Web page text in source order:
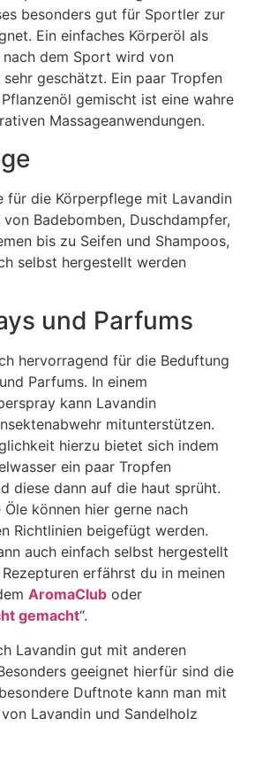
besonders gut für Sportler zur
Ein einfaches Körperöl als
dem Sport wird von
geschätzt. Ein paar Tropfen
gemischt ist eine wahre
Massageanwendungen.
für die Körperpflege mit Lavandin
Badebomben, Duschdampfer,
bis zu Seifen und Shampoos,
selbst hergestellt werden
und Parfums
hervorragend für die Beduftung
Parfums. In einem
kann Lavandin
mitunterstützen.
hierzu bietet sich indem
ein paar Tropfen
diese dann auf die haut sprüht.
können hier gerne nach
Richtlinien beigefügt werden.
auch einfach selbst hergestellt
erfährst du in meinen
AromaClub oder
gemacht“.
Lavandin gut mit anderen
geeignet hierfür sind die
Duftnote kann man mit
Lavandin und Sandelholz